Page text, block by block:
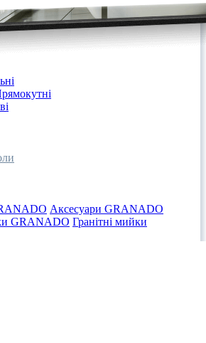
Аксесуари GRANADO
Гранітні мийки